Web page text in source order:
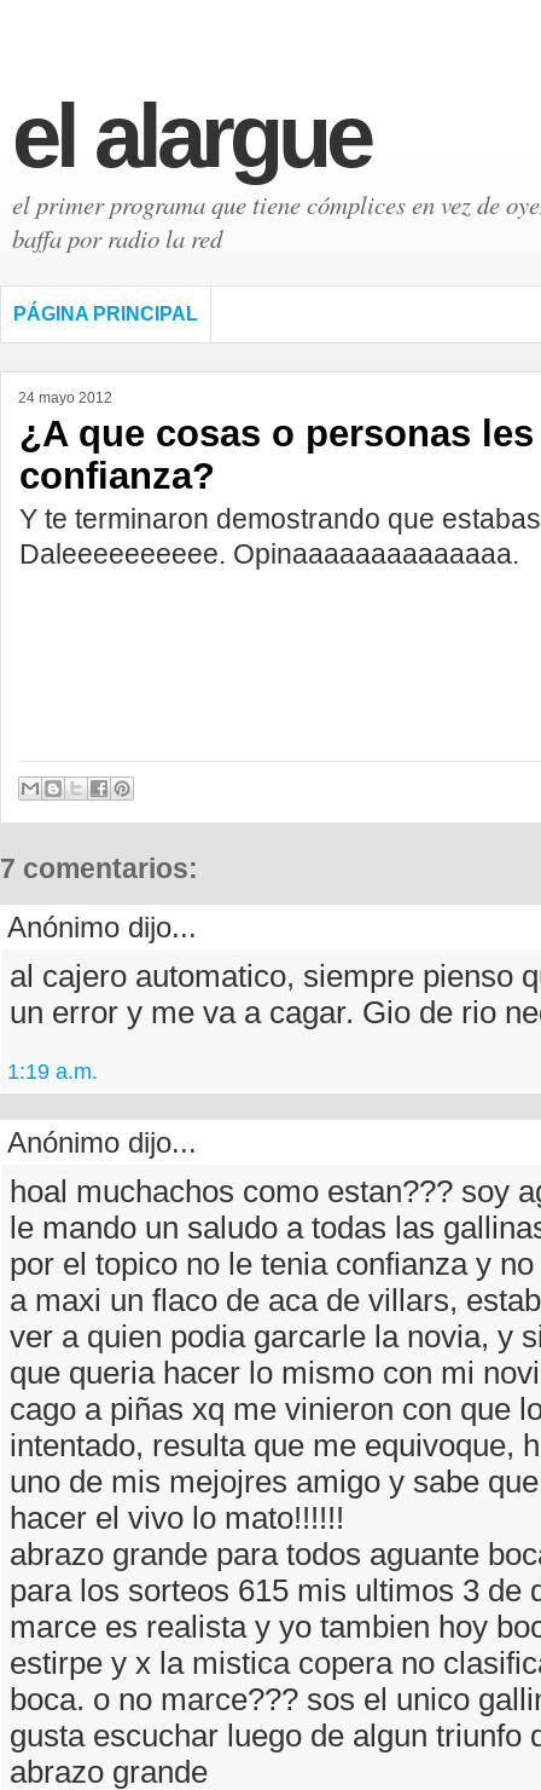
el alargue
el primer programa que tiene cómplices en vez de
baffa por radio la red
PÁGINA PRINCIPAL
24 mayo 2012
¿A que cosas o personas
confianza?
Y te terminaron demostrando que
Daleeeeeeeeee. Opinaaaaaaaaaaaaaa.
7 comentarios:
Anónimo dijo...
al cajero automatico, siempre pienso
un error y me va a cagar. Gio de rio
1:19 a.m.
Anónimo dijo...
hoal muchachos como estan??? soy
le mando un saludo a todas las
por el topico no le tenia confianza y
a maxi un flaco de aca de villars,
ver a quien podia garcarle la novia, y
que queria hacer lo mismo con mi
cago a piñas xq me vinieron con que
intentado, resulta que me equivoque,
uno de mis mejojres amigo y sabe
hacer el vivo lo mato!!!!!!
abrazo grande para todos aguante
para los sorteos 615 mis ultimos 3 de
marce es realista y yo tambien hoy
estirpe y x la mistica copera no
boca. o no marce??? sos el unico
gusta escuchar luego de algun triunfo
abrazo grande